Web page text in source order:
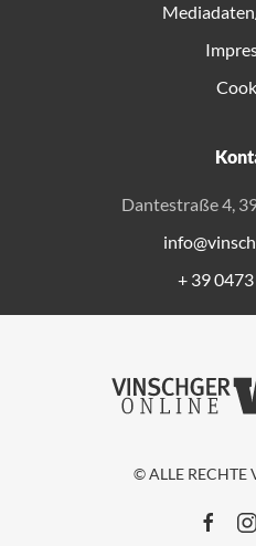
Dantestraße 4,
+ 39
© ALLE RECHTE